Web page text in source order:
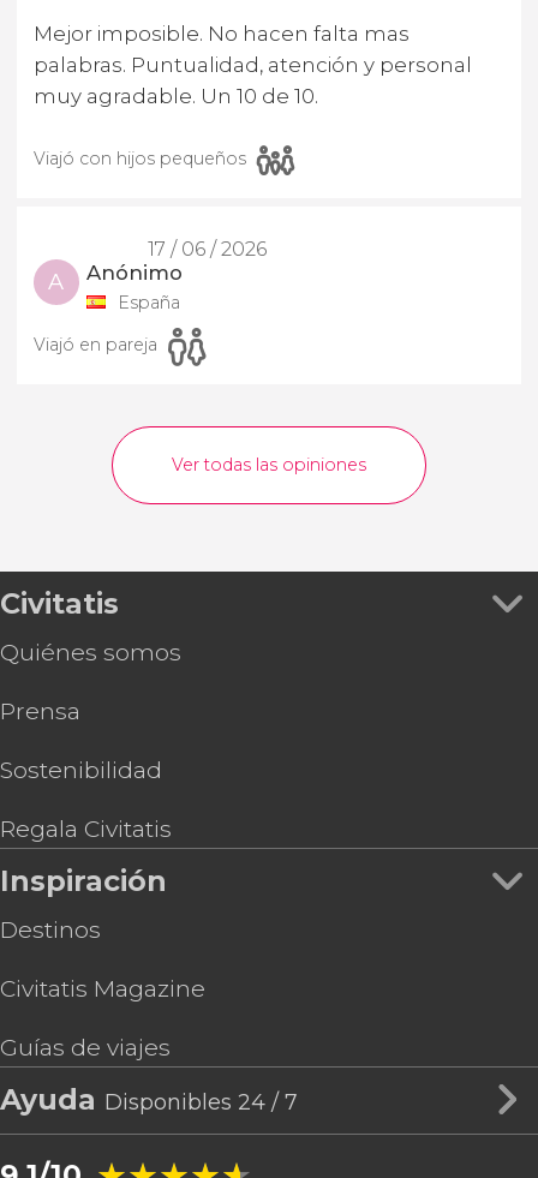
Mejor imposible. No hacen falta mas
palabras. Puntualidad, atención y personal
muy agradable. Un 10 de 10.
Viajó con hijos pequeños
17 / 06 / 2026
A Anónimo
España
Viajó en pareja
Ver todas las opiniones
Civitatis
Quiénes somos
Prensa
Sostenibilidad
Regala Civitatis
Inspiración
Destinos
Civitatis Magazine
Guías de viajes
Ayuda Disponibles 24 / 7